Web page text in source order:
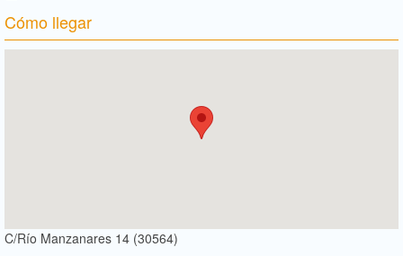
Cómo llegar
C/Río Manzanares 14 (30564)